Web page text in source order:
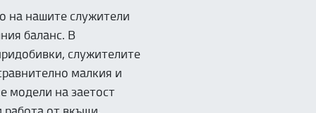
на нашите служители
баланс. В
служителите
малкия и
модели на заетост